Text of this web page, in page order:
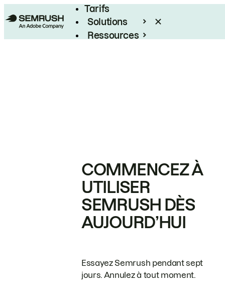
Tarifs
Solutions
Ressources
COMMENCEZ À
UTILISER
SEMRUSH DÈS
AUJOURD’HUI
Essayez Semrush pendant sept
jours. Annulez à tout moment.